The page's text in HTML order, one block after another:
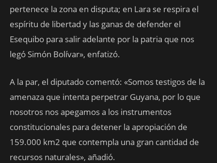
pertenece la zona en disputa; en Lara se respira el
espíritu de libertad y las ganas de defender el
Esequibo para salir adelante por la patria que nos
legó Simón Bolívar», enfatizó.
A la par, el diputado comentó: «Somos testigos de la
amenaza que intenta perpetrar Guyana, por lo que
nosotros nos apegamos a los instrumentos
constitucionales para detener la apropiación de
159.000 km2 que contempla una gran cantidad de
recursos naturales», añadió.